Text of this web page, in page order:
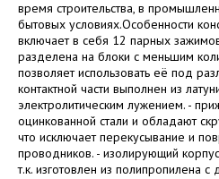
время строительства, в
бытовых условиях.Особенности
включает в себя 12 парных
разделена на блоки с меньшим
позволяет использовать её под
контактной части выполнен из
электролитическим лужением. -
оцинкованной стали и обладают
что исключает перекусывание и
проводников. - изолирующий
т.к. изготовлен из полипропилена